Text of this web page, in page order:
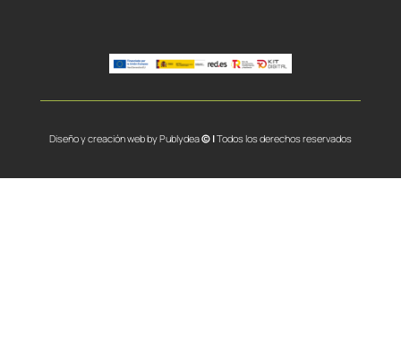
Diseño y creación web byPublydea© |Todos los derechos reservados